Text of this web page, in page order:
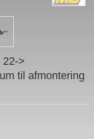
22->
til afmontering